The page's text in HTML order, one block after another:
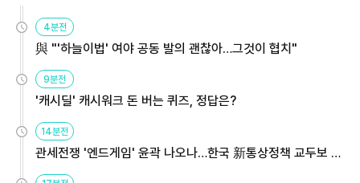
4분전
與 "'하늘이법' 여야 공동 발의 괜찮아…그것이 협치"
9분전
'캐시딜' 캐시워크 돈 버는 퀴즈, 정답은?
14분전
관세전쟁 '엔드게임' 윤곽 나오나…한국 新통상정책 교두보 활